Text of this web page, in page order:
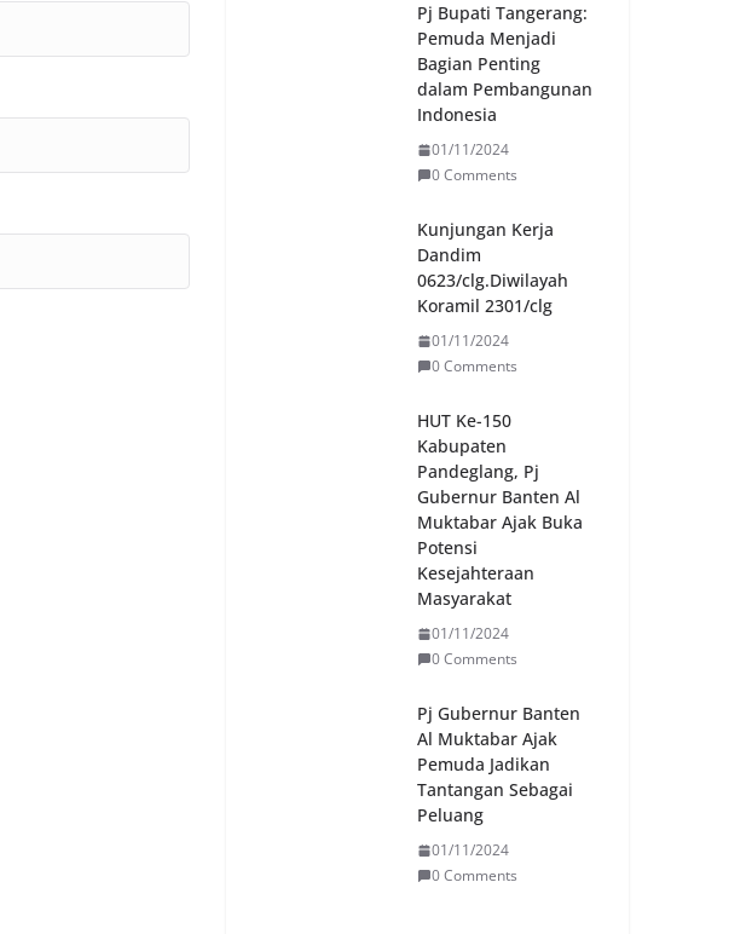
Pj Bupati Tangerang:
Pemuda Menjadi
Bagian Penting
dalam Pembangunan
Indonesia
01/11/2024
0 Comments
Kunjungan Kerja
Dandim
0623/clg.Diwilayah
Koramil 2301/clg
01/11/2024
0 Comments
HUT Ke-150
Kabupaten
Pandeglang, Pj
Gubernur Banten Al
Muktabar Ajak Buka
Potensi
Kesejahteraan
Masyarakat
01/11/2024
0 Comments
Pj Gubernur Banten
Al Muktabar Ajak
Pemuda Jadikan
Tantangan Sebagai
Peluang
01/11/2024
0 Comments